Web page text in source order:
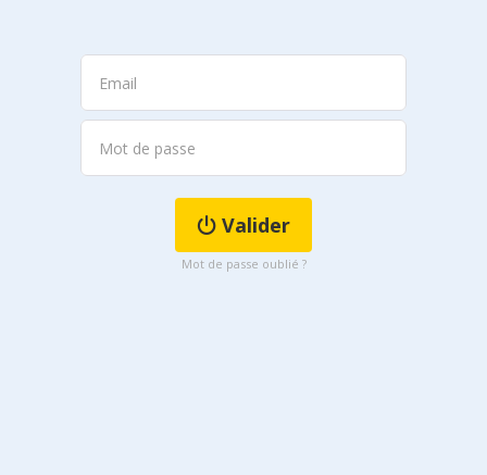
Valider
Mot de passe oublié ?